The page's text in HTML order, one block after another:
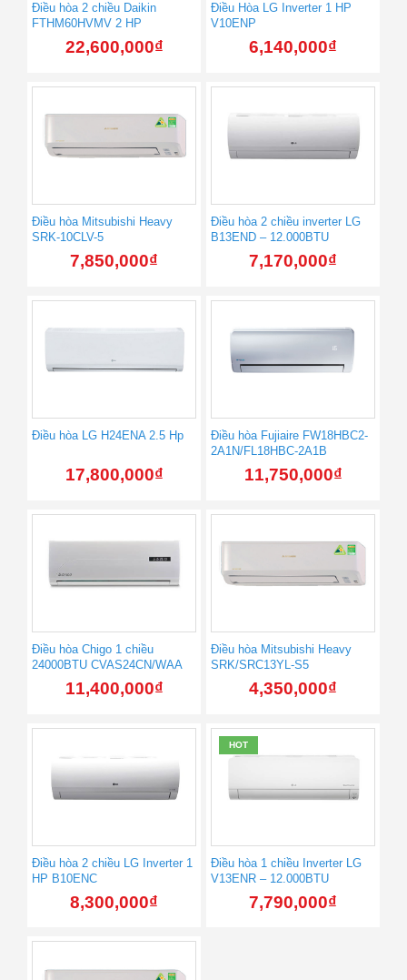
Điều hòa 2 chiều Daikin
FTHM60HVMV 2 HP
22,600,000₫
Điều Hòa LG Inverter 1 HP
V10ENP
6,140,000₫
Điều hòa Mitsubishi Heavy
SRK-10CLV-5
7,850,000₫
Điều hòa 2 chiều inverter LG
B13END – 12.000BTU
7,170,000₫
Điều hòa LG H24ENA 2.5 Hp
17,800,000₫
Điều hòa Fujiaire FW18HBC2-
2A1N/FL18HBC-2A1B
11,750,000₫
Điều hòa Chigo 1 chiều
24000BTU CVAS24CN/WAA
11,400,000₫
Điều hòa Mitsubishi Heavy
SRK/SRC13YL-S5
4,350,000₫
Điều hòa 2 chiều LG Inverter 1
HP B10ENC
8,300,000₫
HOT
Điều hòa 1 chiều Inverter LG
V13ENR – 12.000BTU
7,790,000₫